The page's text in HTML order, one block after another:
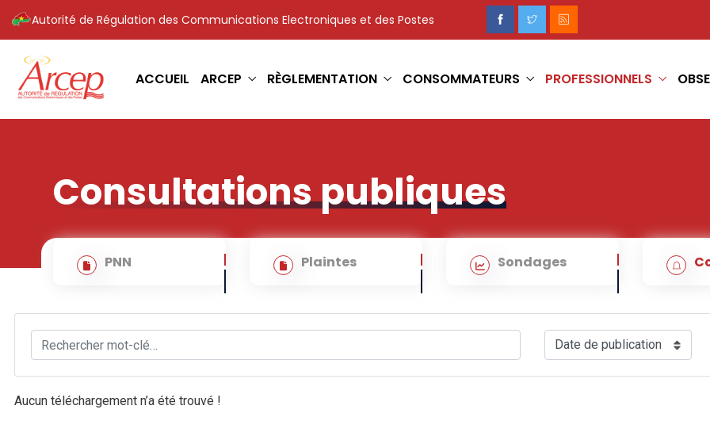
Autorité de Régulation des Communications Electroniques et des Postes
ACCUEIL ARCEP RÈGLEMENTATION CONSOMMATEURS PROFESSIONNELS
Consultations publiques
PNN Plaintes Sondages
Aucun téléchargement n’a été trouvé !